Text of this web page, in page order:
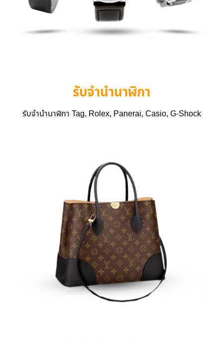
รับจำนำนาฬิกา
รับจำนำนาฬิกา Tag, Rolex, Panerai, Casio, G-Shock